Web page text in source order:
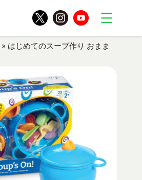
» はじめてのスープ作り おまま